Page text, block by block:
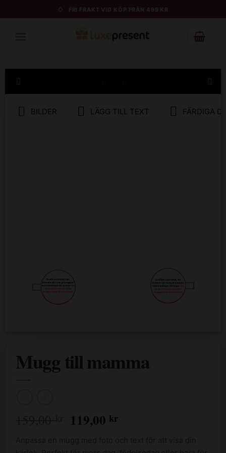
to
FRI FRAKT VID KÖP FRÅN 499 KR
BILDER LÄGG TILL TEXT FÄRDIGA
Mugg till mamma
Det
119,00 krDet